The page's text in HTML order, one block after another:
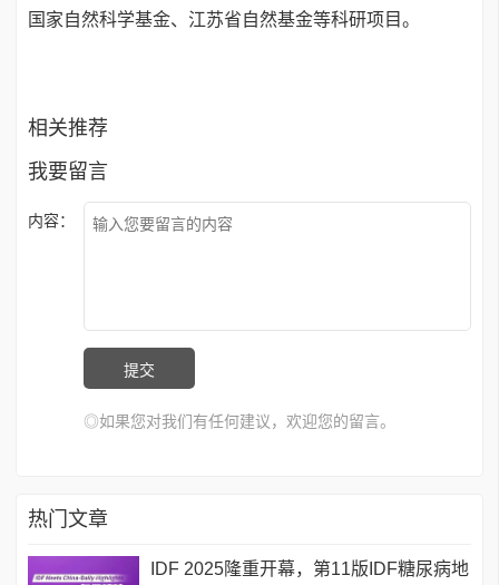
国家自然科学基金、江苏省自然基金等科研项目。
相关推荐
我要留言
内容：
◎如果您对我们有任何建议，欢迎您的留言。
热门文章
IDF 2025隆重开幕，第11版IDF糖尿病地